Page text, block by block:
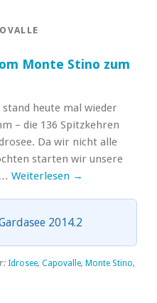
Monte Stino zum
heute mal wieder
– die 136 Spitzkehren
Da wir nicht alle
starten wir unsere
Weiterlesen →
2014.2
Idrosee, Capovalle, Monte Stino,